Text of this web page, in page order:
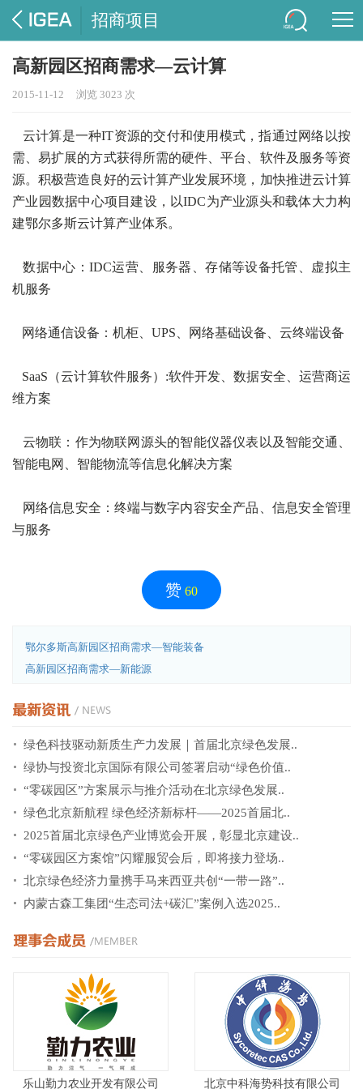
招商项目
高新园区招商需求—云计算
2015-11-12 浏览 3023 次
云计算是一种IT资源的交付和使用模式，指通过网络以按
需、易扩展的方式获得所需的硬件、平台、软件及服务等资
源。积极营造良好的云计算产业发展环境，加快推进云计算
产业园数据中心项目建设，以IDC为产业源头和载体大力构
建鄂尔多斯云计算产业体系。
数据中心：IDC运营、服务器、存储等设备托管、虚拟主
机服务
网络通信设备：机柜、UPS、网络基础设备、云终端设备
SaaS（云计算软件服务）:软件开发、数据安全、运营商运
维方案
云物联：作为物联网源头的智能仪器仪表以及智能交通、
智能电网、智能物流等信息化解决方案
网络信息安全：终端与数字内容安全产品、信息安全管理
与服务
赞 60
鄂尔多斯高新园区招商需求—智能装备
高新园区招商需求—新能源
绿色科技驱动新质生产力发展｜首届北京绿色发展..
绿协与投资北京国际有限公司签署启动“绿色价值..
“零碳园区”方案展示与推介活动在北京绿色发展..
绿色北京新航程 绿色经济新标杆——2025首届北..
2025首届北京绿色产业博览会开展，彰显北京建设..
“零碳园区方案馆”闪耀服贸会后，即将接力登场..
北京绿色经济力量携手马来西亚共创“一带一路”..
内蒙古森工集团“生态司法+碳汇”案例入选2025..
乐山勤力农业开发有限公司 北京中科海势科技有限公司